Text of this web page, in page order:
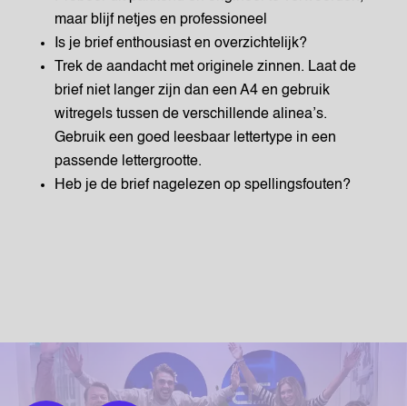
maar blijf netjes en professioneel
Is je brief enthousiast en overzichtelijk?
Trek de aandacht met originele zinnen. Laat de
brief niet langer zijn dan een A4 en gebruik
witregels tussen de verschillende alinea’s.
Gebruik een goed leesbaar lettertype in een
passende lettergrootte.
Heb je de brief nagelezen op spellingsfouten?